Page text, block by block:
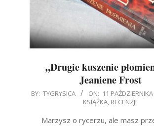
„Drugie kuszenie
Jeaniene Frost
2016-
BY: TYGRYSICA ON: 11
KSIĄŻKA, RECENZJE
Marzysz o rycerzu, ale masz